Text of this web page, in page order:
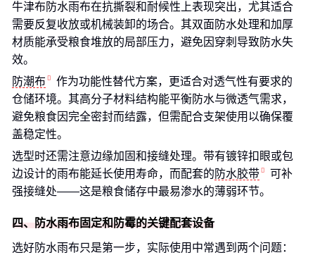
牛津布防水雨布在抗撕裂和耐候性上表现突出，尤其适合
需要反复收放或机械装卸的场合。其双面防水处理和加厚
材质能承受粮食堆放的局部压力，避免因穿刺导致防水失
效。
防潮布
作为功能性替代方案，更适合对透气性有要求的
仓储环境。其高分子材料结构能平衡防水与微透气需求，
避免粮食因完全密封而结露，但需配合支架使用以确保覆
盖稳定性。
选型时还需注意边缘加固和接缝处理。带有镀锌扣眼或包
边设计的雨布能延长使用寿命，而配套的 防水胶带
可补
强接缝处——这是粮食储存中最易渗水的薄弱环节。
四、防水雨布固定和防霉的关键配套设备
选好防水雨布只是第一步，实际使用中常遇到两个问题：